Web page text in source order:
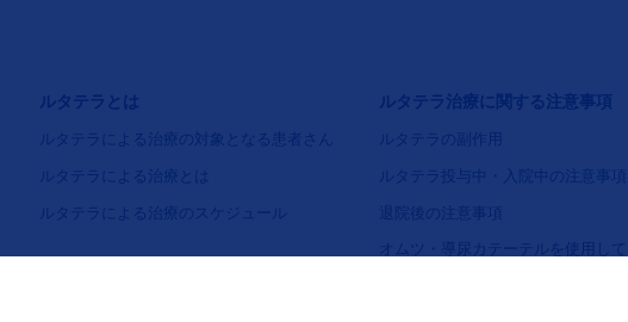
ルタテラとは
ルタテラによる治療の対象となる患者さん
ルタテラによる治療とは
ルタテラによる治療のスケジュール
ルタテラ治療に関する注意事項
ルタテラの副作用
ルタテラ投与中・入院中の注意事項
退院後の注意事項
オムツ・導尿カテーテルを使用して